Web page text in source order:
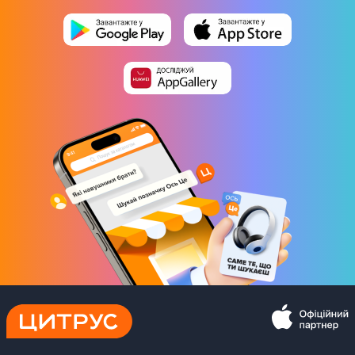
2 ползунка
Выбор температуры нагрева
Синхронизация со смартфоном
Индикация нагрева
Физические характеристики
Состояние
Степень повреждения